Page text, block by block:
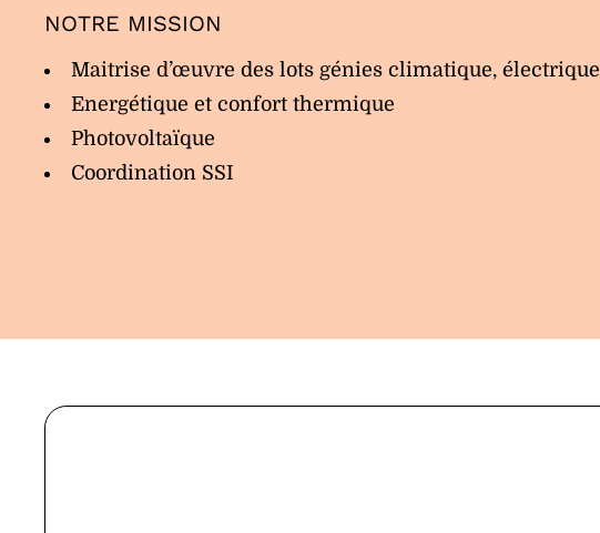
NOTRE MISSION
Maitrise d’œuvre des lots génies climatique, électrique
Energétique et confort thermique
Photovoltaïque
Coordination SSI